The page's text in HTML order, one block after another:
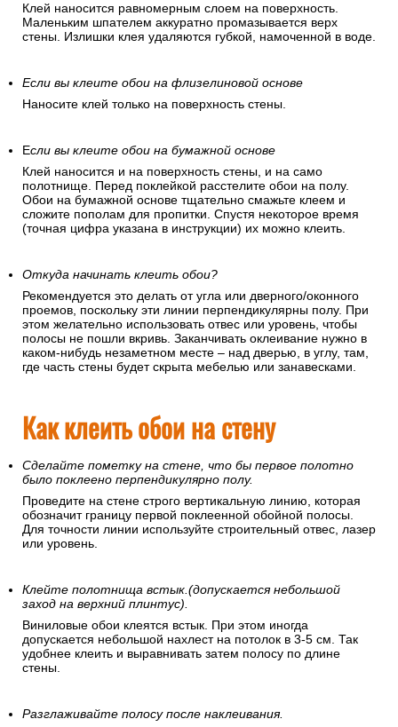
Клей наносится равномерным слоем на поверхность.
Маленьким шпателем аккуратно промазывается верх
стены. Излишки клея удаляются губкой, намоченной в воде.
Если вы клеите обои на флизелиновой основе
Наносите клей только на поверхность стены.
Если вы клеите обои на бумажной основе
Клей наносится и на поверхность стены, и на само
полотнище. Перед поклейкой расстелите обои на полу.
Обои на бумажной основе тщательно смажьте клеем и
сложите пополам для пропитки. Спустя некоторое время
(точная цифра указана в инструкции) их можно клеить.
Откуда начинать клеить обои?
Рекомендуется это делать от угла или дверного/оконного
проемов, поскольку эти линии перпендикулярны полу. При
этом желательно использовать отвес или уровень, чтобы
полосы не пошли вкривь. Заканчивать оклеивание нужно в
каком-нибудь незаметном месте – над дверью, в углу, там,
где часть стены будет скрыта мебелью или занавесками.
Как клеить обои на стену
Сделайте пометку на стене, что бы первое полотно
было поклеено перпендикулярно полу.
Проведите на стене строго вертикальную линию, которая
обозначит границу первой поклеенной обойной полосы.
Для точности линии используйте строительный отвес, лазер
или уровень.
Клейте полотнища встык.(допускается небольшой
заход на верхний плинтус).
Виниловые обои клеятся встык. При этом иногда
допускается небольшой нахлест на потолок в 3-5 см. Так
удобнее клеить и выравнивать затем полосу по длине
стены.
Разглаживайте полосу после наклеивания.